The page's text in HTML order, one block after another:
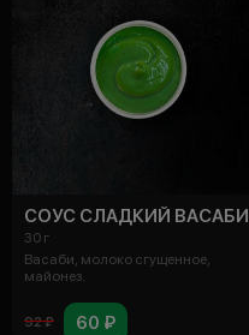
СОУС СЛАДКИЙ ВАСАБИ
30 г
Васаби, молоко сгущенное,
майонез.
92 ₽ 60 ₽